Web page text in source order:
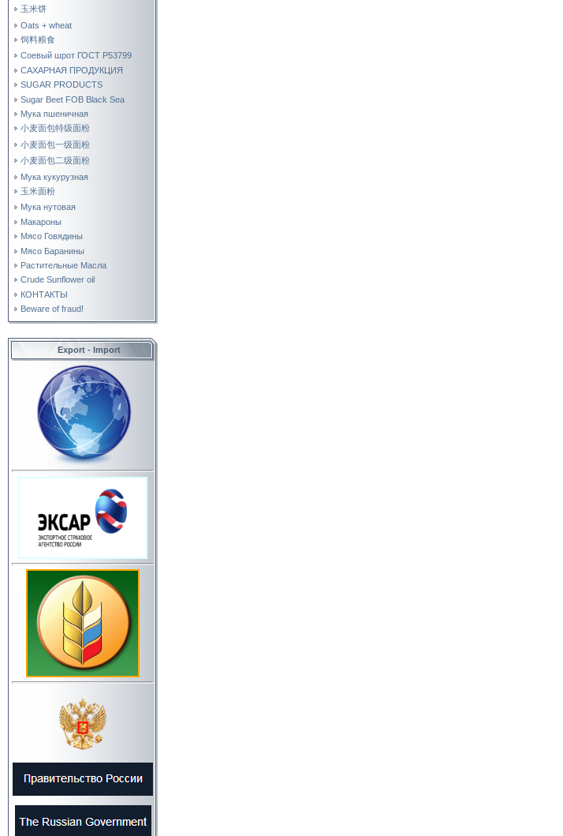
玉米饼
Oats + wheat
饲料粮食
Соевый шрот ГОСТ Р53799
САХАРНАЯ ПРОДУКЦИЯ
SUGAR PRODUCTS
Sugar Beet FOB Black Sea
Мука пшеничная
小麦面包特级面粉
小麦面包一级面粉
小麦面包二级面粉
Мука кукурузная
玉米面粉
Мука нутовая
Макароны
Мясо Говядины
Мясо Баранины
Растительные Масла
Crude Sunflower oil
КОНТАКТЫ
Beware of fraud!
Export - Import